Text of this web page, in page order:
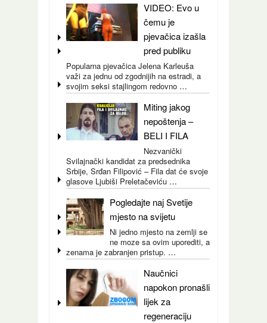
VIDEO: Evo u
čemu je
pjevačica izašla
pred publiku
Popularna pjevačica Jelena Karleuša
važi za jednu od zgodnijih na estradi, a
svojim seksi stajlingom redovno …
Miting jakog
nepoštenja –
BELI I FILA
Nezvanički
Svilajnački kandidat za predsednika
Srbije, Srđan Filipović – Fila dat će svoje
glasove Ljubiši Preletačeviću …
Pogledajte naj Svetije
mjesto na svijetu
Ni jedno mjesto na zemlji se
ne moze sa ovim uporediti, a
zenama je zabranjen pristup. …
Naučnici
napokon pronašli
lijek za
regeneraciju